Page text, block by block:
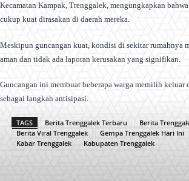
Kecamatan Kampak, Trenggalek, mengungkapkan
cukup kuat dirasakan di daerah mereka.
Meskipun guncangan kuat, kondisi di sekitar rumahnya
aman dan tidak ada laporan kerusakan yang signifikan.
Guncangan ini membuat beberapa warga memilih keluar
sebagai langkah antisipasi.
TAGS Berita Trenggalek Terbaru
Berita
Berita Viral Trenggalek
Gempa Trenggalek Hari Ini
Kabar Trenggalek
Kabupaten Trenggalek